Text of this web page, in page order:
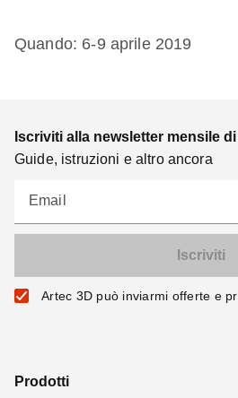
Quando: 6-9 aprile 2019
Iscriviti alla newsletter mensile
Guide, istruzioni e altro ancora
Email
Artec 3D può inviarmi offerte e
Prodotti